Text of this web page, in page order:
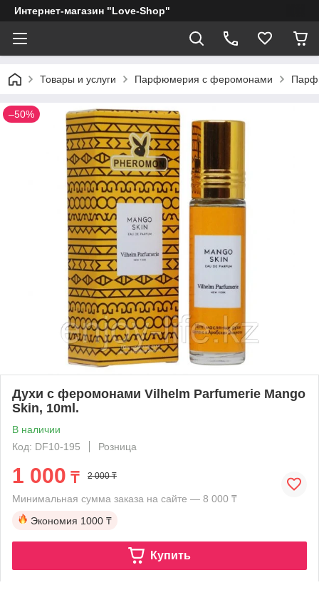
Интернет-магазин "Love-Shop"
Товары и услуги Парфюмерия с феромонами
–50%
Духи с феромонами Vilhelm Parfumerie Mango
Skin, 10ml.
В наличии
Код: DF10-195
Розница
1 000 ₸ 2 000 ₸
Минимальная сумма заказа на сайте — 8 000 ₸
Экономия 1000 ₸
Купить